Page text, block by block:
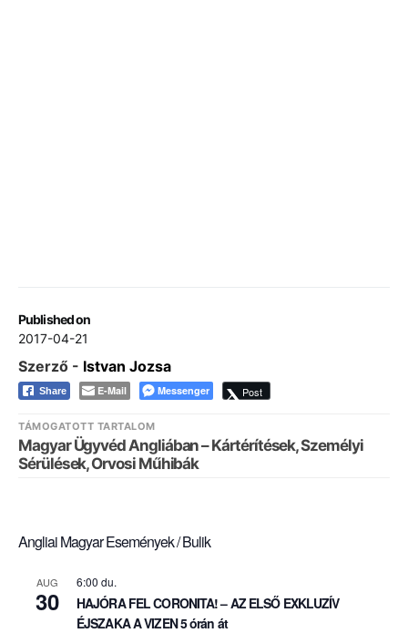
Published on
2017-04-21
Szerző - Istvan Jozsa
Share E-Mail Messenger Post
TÁMOGATOTT TARTALOM
Magyar Ügyvéd Angliában – Kártérítések, Személyi
Sérülések, Orvosi Műhibák
Angliai Magyar Események / Bulik
AUG
30
6:00 du.
HAJÓRA FEL CORONITA! – AZ ELSŐ EXKLUZÍV
ÉJSZAKA A VIZEN 5 órán át